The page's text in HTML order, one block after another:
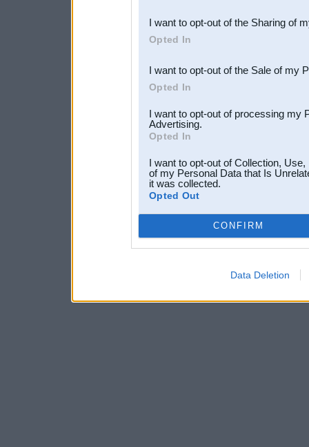
Downstream Participants
third parties.
I want to opt-out of the Sharing of
Opted In
I want to opt-out of the Sale of my
Opted In
I want to opt-out of processing my
Advertising.
Opted In
I want to opt-out of Collection,
of my Personal Data that Is
it was collected.
Opted Out
CONFIRM
Data Deletion